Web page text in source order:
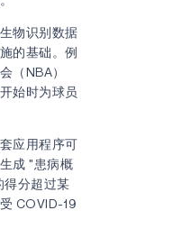
物识别数据
的基础。例
（NBA）
始时为球员
应用程序可
成 "患病概
得分超过某
COVID-19